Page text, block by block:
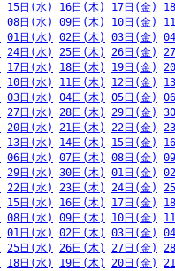
15日(水) 16日(木) 17日(金)
08日(水) 09日(木) 10日(金)
01日(水) 02日(木) 03日(金)
24日(水) 25日(木) 26日(金)
17日(水) 18日(木) 19日(金)
10日(水) 11日(木) 12日(金)
03日(水) 04日(木) 05日(金)
27日(水) 28日(木) 29日(金)
20日(水) 21日(木) 22日(金)
13日(水) 14日(木) 15日(金)
06日(水) 07日(木) 08日(金)
29日(水) 30日(木) 01日(金)
22日(水) 23日(木) 24日(金)
15日(水) 16日(木) 17日(金)
08日(水) 09日(木) 10日(金)
01日(水) 02日(木) 03日(金)
25日(水) 26日(木) 27日(金)
18日(水) 19日(木) 20日(金)